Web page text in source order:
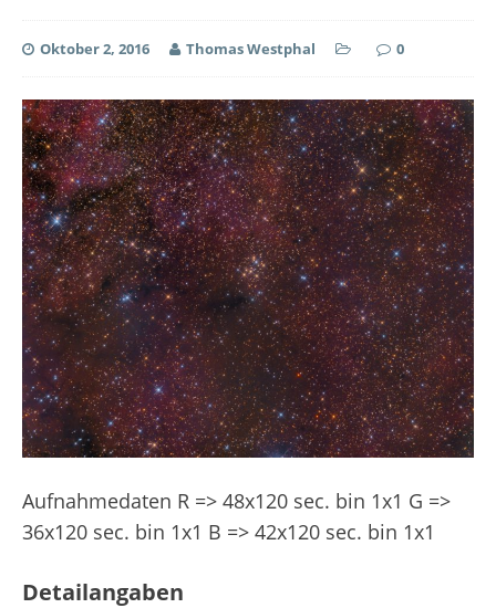
Oktober 2, 2016 Thomas Westphal 0
Aufnahmedaten R => 48x120 sec. bin 1x1 G =>
36x120 sec. bin 1x1 B => 42x120 sec. bin 1x1
Detailangaben